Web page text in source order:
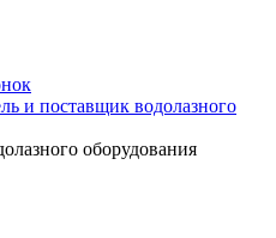
оборудования